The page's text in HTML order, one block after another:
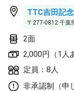
TTC吉田記
〒277-0812 千葉
2面
2,000円（1人
定員：8人
非承認制（申